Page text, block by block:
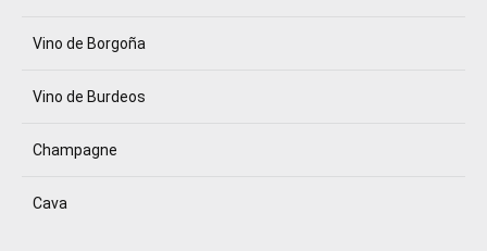
Vino de Borgoña
Vino de Burdeos
Champagne
Cava